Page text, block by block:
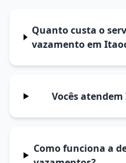
Quanto custa o
vazamento em
Vocês
Como funciona a